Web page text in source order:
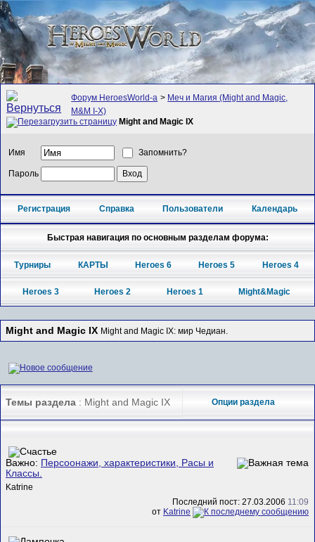
Форум HeroesWorld-а > Меч и Магия (Might and Magic,
M&M I-X)
Might and Magic IX
Имя Запомнить?
Пароль
Регистрация Справка Пользователи Календарь
Быстрая навигация по основным разделам форума:
Турниры КАРТЫ Heroes 6 Heroes 5 Heroes 4
Heroes 3 Heroes 2 Heroes 1 Might&Magic
Might and Magic IX Might and Magic IX: мир Чедиан.
Темы раздела : Might and Magic IX Опции раздела
Важно: Персоонажи, характеристики, Расы и
Классы.
Katrine
Последний пост: 27.03.2006 11:09
от Katrine